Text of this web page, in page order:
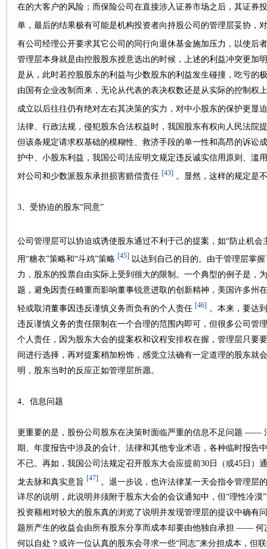
在的大客户的风险；而保险公司在直接涉入证券市场之后，其证券
单，最后的结果极有可能是机构投资者向持股公司的管理层妥协，
有公司经理公开要求其它公司的同行向退休基金施加压力，以使后
管理层本身就是由控股股东授意选出的时候，上述的利益冲突更加
是从，此时若控股股东的利益与少数股东的利益发生碰撞，吃亏的
由国有企业改制而来，无论从代表的表决权数还是从实际的控制
成立以后往往仍有绝对左右其决策的实力，对中小股东的保护更显
法律、行政法规，侵犯股东合法权益时，我国股东有权向人民法院
但该条规定请求权基础的模糊性、救济手段的单一性和高昂的诉讼
护中、小股东利益，我国公司法应明文规定违反诚实信用原则、滥
对公司和少数派股东承担损害赔偿责任 [43] 。显然，这样的规定是
3、受协迫的股东“同意”
公司管理层可以协迫或诱使股东通过不利于己的提案，如“防止机
用“糖衣”策略和“斗鸡”策略 [45]
以达到自己的目的。由于管理层掌
力，股东的投票自由实际上受到很大的限制。一个典型的例子是，
题，避免因责任畸重而影响董事锐意进取的创新精神，美国许多州
轻或取消董事因违反谨慎义务而负有的个人责任 [46] 。本来，要达
违反谨慎义务的责任限制在一个合理的范围内即可，但很多公司管
个人责任，因为股东大会的提案权和议程安排权在握，管理层只要
间进行选择，再对提案稍加粉饰，感觉立法确有一定道理的股东就
明，股东当时的反应正如管理层所愿。
4、信息问题
更重要的是，股份公司股东在决策时面临严重的信息不足问题 ——
期、年度报告中涉及的会计、法律和其他专业术语，各种临时报告
不已。再如，我国公司法规定召开股东大会应提前30日（或45日）
龙去脉和真实意旨 [47]
。退一步说，也许法律某一天会指令管理层
详尽的说明，此说明并须附于股东大会的会议通知中，但“理性冷
投资额相对较大的股东真的浏览了说明并发现管理层的提议中确有
题所产生的收益会由所有股东分享而成本却要由他独自承担 ——
何以自处？或许一位认真的股东会寻求一些“同志”来分担成本，但